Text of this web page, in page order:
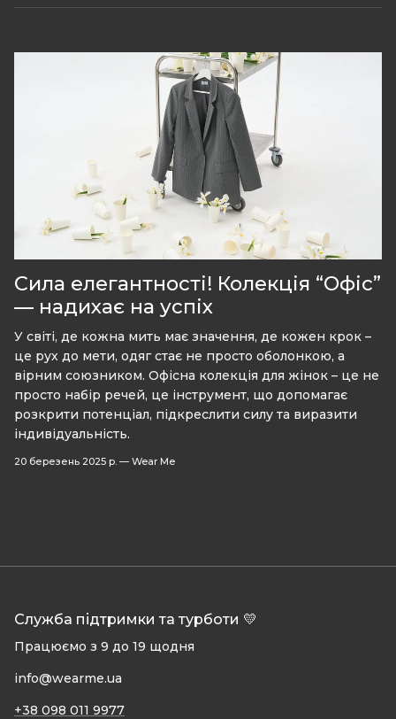
Сила елегантності! Колекція “Офіс”
— надихає на успіх
У світі, де кожна мить має значення, де кожен крок –
це рух до мети, одяг стає не просто оболонкою, а
вірним союзником. Офісна колекція для жінок – це не
просто набір речей, це інструмент, що допомагає
розкрити потенціал, підкреслити силу та виразити
індивідуальність.
20 березень 2025 р. — Wear Me
Служба підтримки та турботи 💛
Працюємо з 9 до 19 щодня
info@wearme.ua
+38 098 011 9977